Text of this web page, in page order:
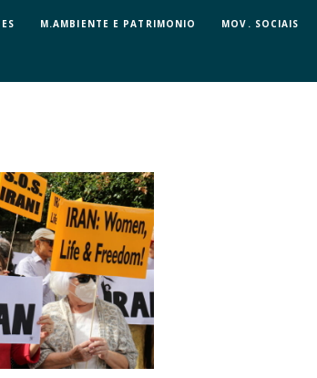
M.AMBIENTE E PATRIMONIO MOV. SOCIAIS